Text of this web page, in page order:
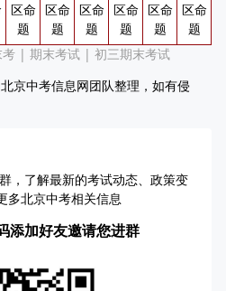
区命
题
区命
题
区命
题
区命
题
区命
题
区命
题
| 期末考试 | 初三期末考试
京中考信息网团队整理，如有侵
，了解最新的考试动态、政策变
多北京中考相关信息
添加好友邀请您进群